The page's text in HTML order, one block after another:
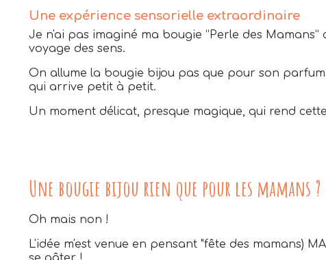
Une expérience sensorielle extraordinaire
Je n'ai pas imaginé ma bougie “Perle des
voyage des sens.
On allume la bougie bijou pas que pour son
qui arrive petit à petit.
Un moment délicat, presque magique, qui rend
Une bougie bijou rien que pour les mamans ?
Oh mais non !
L'idée m'est venue en pensant "fête des mamans)